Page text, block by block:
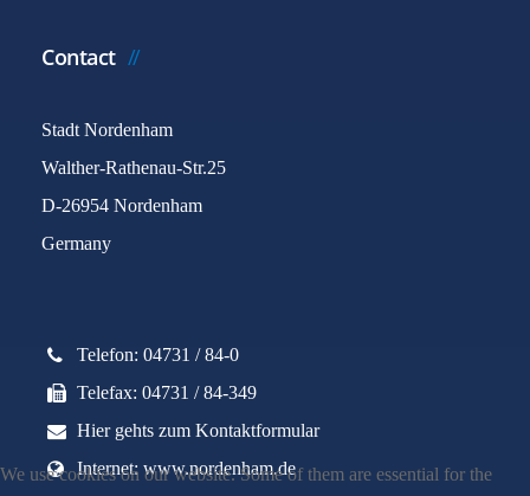
Contact
Stadt Nordenham
Walther-Rathenau-Str.25
D-26954 Nordenham
Germany
Telefon: 04731 / 84-0
Telefax: 04731 / 84-349
Hier gehts zum Kontaktformular
Internet: www.nordenham.de
We use cookies on our website. Some of them are essential for the